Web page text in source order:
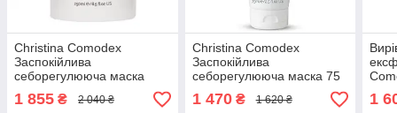
Christina Comodex
Заспокійлива
себорегулююча маска
(250 мл)
1 855 ₴ 2 040 ₴
Christina Comodex
Заспокійлива
себорегулююча маска 75
мл
1 470₴ 1 620 ₴ 1